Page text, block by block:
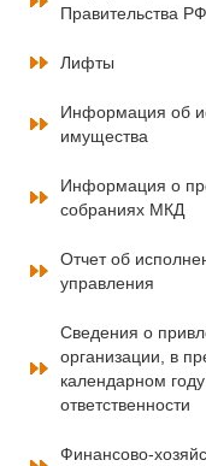
Правительства
Лифты
Информация об
имущества
Информация о
собраниях МКД
Отчет об
управления
Сведения о
организации, в
календарном
ответственности
Финансово-